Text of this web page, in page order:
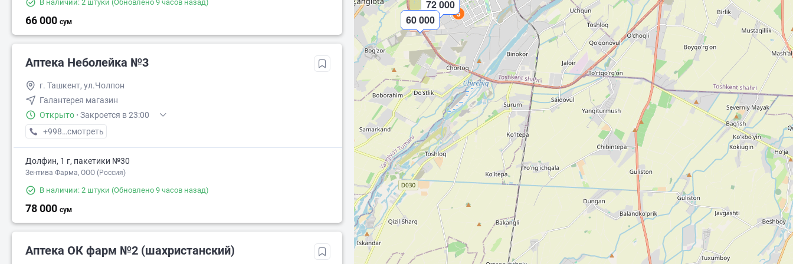
В наличии: 2 штуки (Обновлено 9 часов назад)
66 000 сум
Аптека Неболейка №3
г. Ташкент, ул.Чолпон
Галантерея магазин
Открыто · Закроется в 23:00
+998 (71) XXX-XX-XX
смотреть
Долфин, 1 г, пакетики №30
Зентива Фарма, ООО (Россия)
В наличии: 2 штуки (Обновлено 9 часов назад)
78 000 сум
Аптека ОК фарм №2 (шахристанский)
60 000
72 000
5